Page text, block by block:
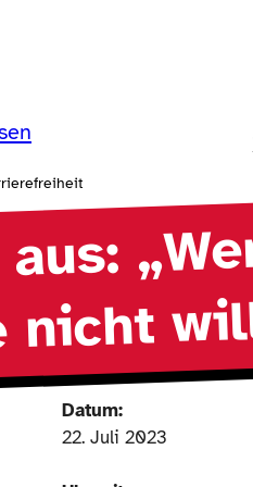
nicht
Datum:
22. Juli 2023